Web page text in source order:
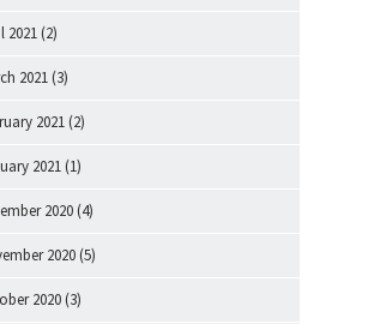
2021 (2)
2021 (3)
2021 (2)
2021 (1)
2020 (4)
2020 (5)
2020 (3)